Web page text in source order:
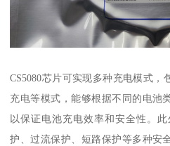
CS5080芯片可实现多种充电模式，
充电等模式，能够根据不同的电池
以保证电池充电效率和安全性。此
护、过流保护、短路保护等多种安